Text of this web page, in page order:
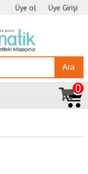
Üye ol Üye Girişi
Ara
0